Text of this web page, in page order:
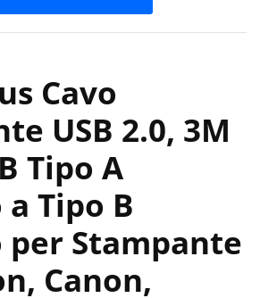
Cavo
USB 2.0, 3M
Tipo A
Tipo B
per Stampante
Canon,